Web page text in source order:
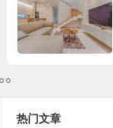
热门文章